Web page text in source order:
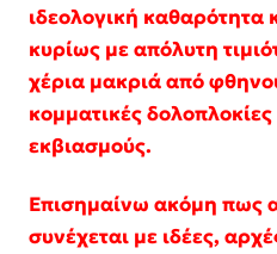
ιδεολογική καθαρότητα
κυρίως με απόλυτη
χέρια μακριά από
κομματικές δολοπλοκίες
εκβιασμούς.
Επισημαίνω ακόμη πως
συνέχεται με ιδέες,